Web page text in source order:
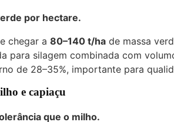
por hectare.
chegar a 80–140 t/ha de massa
para silagem combinada com
de 28–35%, importante para
e capiaçu
que o milho.